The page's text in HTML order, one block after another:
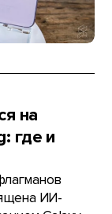
на
где и
ИИ-